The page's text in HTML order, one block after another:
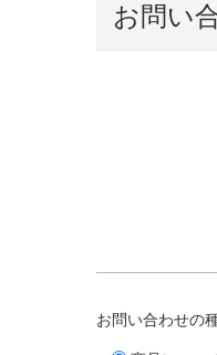
お問い
お問い合わせの